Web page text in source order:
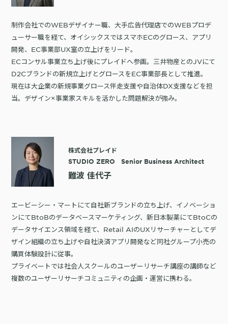
制作会社でのWEBデザイナー職、大手広告代理店でのWEBプロデ
ューサー職を経て、オイシックスではスマホECのグロース、アプリ
開発、EC事業部UX室の立上げをリード。
ECコンサル事業立ち上げ後にプレイドへ参画。三井物産とのJVにて
D2Cブランドの新規立上げとグロースをEC事業部長として推進。
現在は大企業の新規事業グロース伴走支援や自治体DX支援などを担
当。デザイン×事業家スキルを活かした問題解決が強み。
株式会社プレイド
STUDIO ZERO Senior Business Architect
難波 佳代子
エービーシー・マートにて自社新ブランドの立ち上げ、イノベーショ
ンにてBtoBのデータベースマーケティング、新日本製薬にてBtoCの
データサイエンス領域を経て、Retail AIのUXリサーチャーとしてデ
ザイン組織の立ち上げや自社決済アプリ開発など同社グループ小売の
購買体験設計に従事。
プライベートでは社会人スクールのユーザーリサーチ講座の講師など
複数のユーザーリサーチコミュニティの企画・運営に携わる。